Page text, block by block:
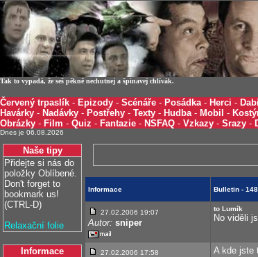
Tak to vypadá, že seš pěkně nechutnej a špinavej chlívák.
Červený trpaslík - Epizody - Scénáře - Posádka- Herci -
Havárky - Nadávky - Postřehy - Texty - Hudba- Mobil -
Obrázky - Film - Quiz - Fantazie - NSFAQ - Vzkazy - Srazy -
Dnes je 06.08.2026
Naše tipy
Přidejte si nás do
položky Oblíbené.
Don't forget to
bookmark us!
(CTRL-D)
Relaxační folie
Informace
Informace Bulletin -
27.02.2006 19:07
Autor: sniper
to Lumík
No viděli
27.02.2006 17:58 A kde jste